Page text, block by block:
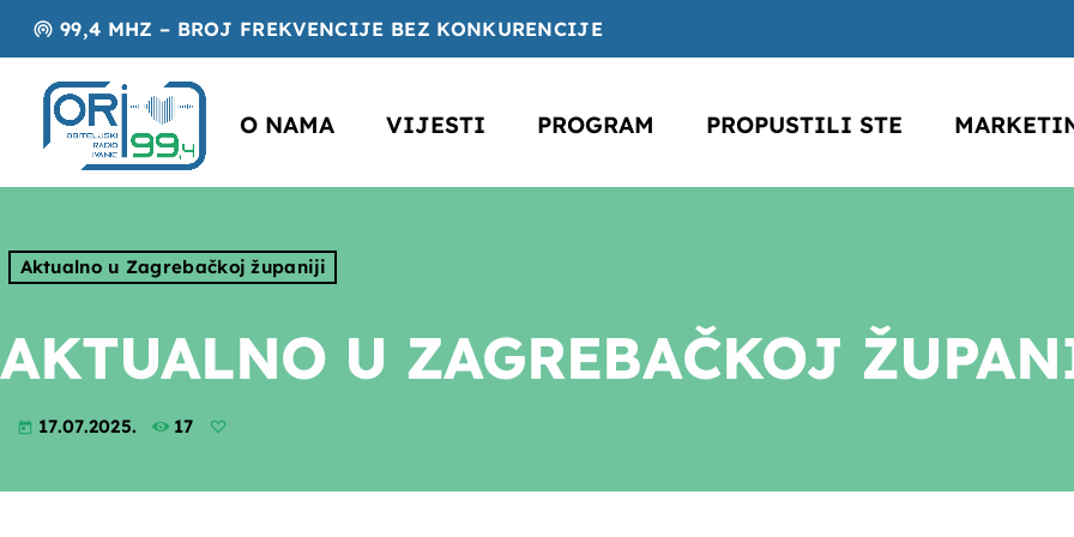
wifi_tethering 99,4 MHZ – BROJ FREKVENCIJE BEZ KONKURENCIJE
O NAMA VIJESTI PROGRAM PROPUSTILI STE
Aktualno u Zagrebačkoj županiji
AKTUALNO U ZAGREBAČKOJ
today 17.07.2025. 17